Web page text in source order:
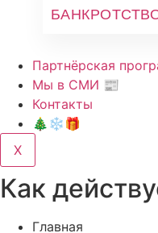
Партнёрская
Мы в СМИ 📰
Контакты
🎄❄️🎁
X
Как
Главная